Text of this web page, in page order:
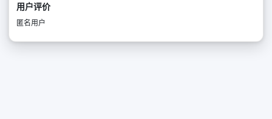
用户评价
匿名用户